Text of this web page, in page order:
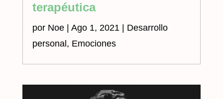
terapéutica
por Noe| Ago 1, 2021| Desarrollo
personal , Emociones